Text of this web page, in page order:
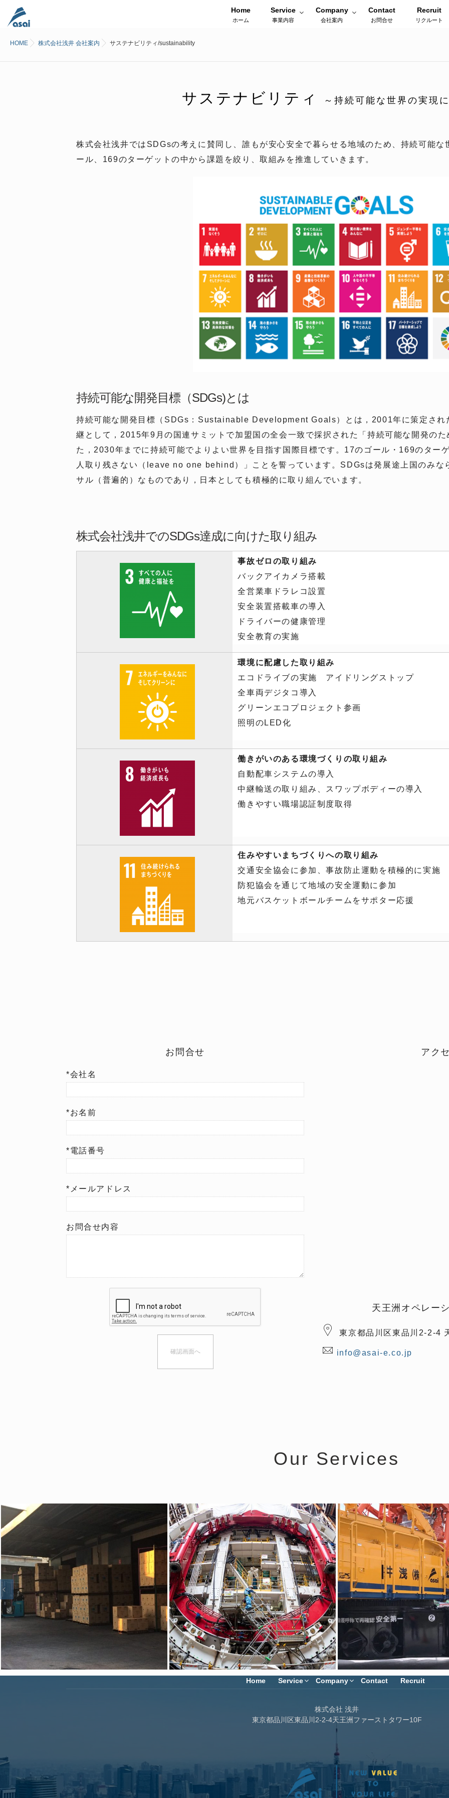
Home
ホーム
Service
事業内容
Company
会社案内
Contact
お問合せ
Recruit
リクルート
HOME 株式会社浅井 会社案内 サステナビリティ/sustainability
サステナビリティ ～持続可能な世界の実現
株式会社浅井ではSDGsの考えに賛同し、誰もが安心安全で暮らせる地域のため、持続可能
ール、169のターゲットの中から課題を絞り、取組みを推進していきます。
持続可能な開発目標（SDGs)とは
持続可能な開発目標（SDGs：Sustainable Development Goals）とは，2001年に策定され
継として，2015年9月の国連サミットで加盟国の全会一致で採択された「持続可能な開発の
た，2030年までに持続可能でよりよい世界を目指す国際目標です。17のゴール・169のター
人取り残さない（leave no one behind）」ことを誓っています。SDGsは発展途上国のみな
サル（普遍的）なものであり，日本としても積極的に取り組んでいます。
株式会社浅井でのSDGs達成に向けた取り組み
事故ゼロの取り組み
バックアイカメラ搭載
全営業車ドラレコ設置
安全装置搭載車の導入
ドライバーの健康管理
安全教育の実施
環境に配慮した取り組み
エコドライブの実施 アイドリングストップ
全車両デジタコ導入
グリーンエコプロジェクト参画
照明のLED化
働きがいのある環境づくりの取り組み
自動配車システムの導入
中継輸送の取り組み、スワップボディーの導入
働きやすい職場認証制度取得
住みやすいまちづくりへの取り組み
交通安全協会に参加、事故防止運動を積極的に実施
防犯協会を通じて地域の安全運動に参加
地元バスケットボールチームをサポター応援
お問合せ
*会社名
*お名前
*電話番号
*メールアドレス
お問合せ内容
アク
天王洲オペレー
東京都品川区東品川2-2-4
info@asai-e.co.jp
Our Services
Home Service Company Contact Recruit
株式会社 浅井
東京都品川区東品川2-2-4天王洲ファーストタワー10F